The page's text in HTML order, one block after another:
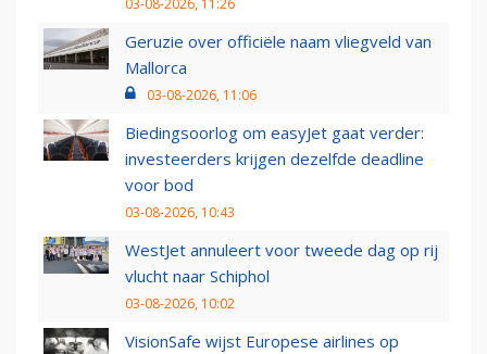
03-08-2026, 11:26
Geruzie over officiële naam vliegveld van
Mallorca
03-08-2026, 11:06
Biedingsoorlog om easyJet gaat verder:
investeerders krijgen dezelfde deadline
voor bod
03-08-2026, 10:43
WestJet annuleert voor tweede dag op rij
vlucht naar Schiphol
03-08-2026, 10:02
VisionSafe wijst Europese airlines op